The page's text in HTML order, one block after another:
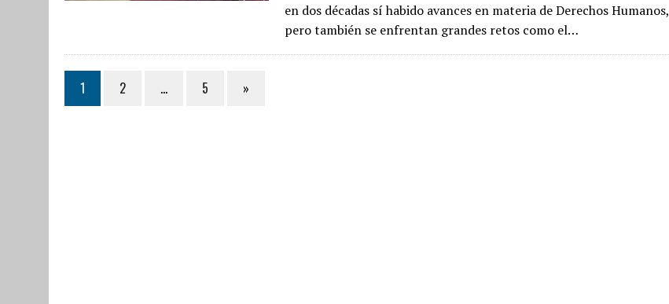
en dos décadas sí habido avances en materia de Derechos Humanos,
pero también se enfrentan grandes retos como el…
1 2 … 5 »